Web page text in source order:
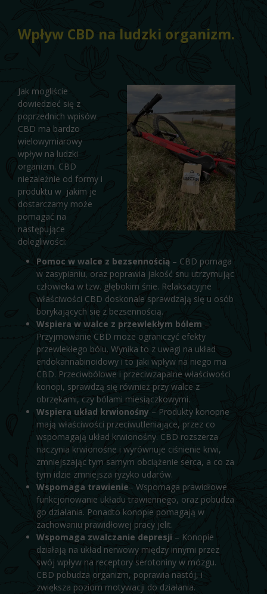
Wpływ CBD na ludzki organizm.
Jak mogliście
dowiedzieć się z
poprzednich wpisów
CBD ma bardzo
wielowymiarowy
wpływ na ludzki
organizm. CBD
niezależnie od formy i
produktu w jakim je
dostarczamy może
pomagać na
następujące
dolegliwości:
Pomoc w walce z bezsennością– CBD pomaga
w zasypianiu, oraz poprawia jakość snu utrzymując
człowieka w tzw. głębokim śnie. Relaksacyjne
właściwości CBD doskonale sprawdzają się u osób
borykających się z bezsennością.
Wspiera w walce z przewlekłym bólem –
Przyjmowanie CBD może ograniczyć efekty
przewlekłego bólu. Wynika to z uwagi na układ
endokannabinoidowy i to jaki wpływ na niego ma
CBD. Przeciwbólowe i przeciwzapalne właściwości
konopi, sprawdzą się również przy walce z
obrzękami, czy bólami miesiączkowymi.
Wspiera układ krwionośny – Produkty konopne
mają właściwości przeciwutleniające, przez co
wspomagają układ krwionośny. CBD rozszerza
naczynia krwionośne i wyrównuje ciśnienie krwi,
zmniejszając tym samym obciążenie serca, a co za
tym idzie zmniejsza ryzyko udarów.
Wspomaga trawienie– Wspomaga prawidłowe
funkcjonowanie układu trawiennego, oraz pobudza
go działania. Ponadto konopie pomagają w
zachowaniu prawidłowej pracy jelit.
Wspomaga zwalczanie depresji – Konopie
działają na układ nerwowy między innymi przez
swój wpływ na receptory serotoniny w mózgu.
CBD pobudza organizm, poprawia nastój, i
zwiększa poziom motywacji do działania.